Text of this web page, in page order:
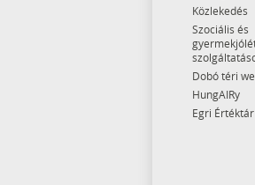
Közlekedés
Szociális és
Dobó téri
HungAIRy
Egri Értéktár